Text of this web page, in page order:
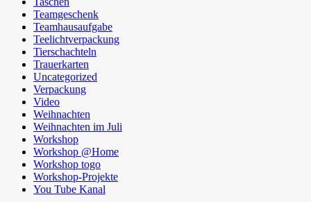
Teamgeschenk
Teamhausaufgabe
Teelichtverpackung
Tierschachteln
Trauerkarten
Uncategorized
Verpackung
Video
Weihnachten
Weihnachten im Juli
Workshop
Workshop @Home
Workshop togo
Workshop-Projekte
You Tube Kanal